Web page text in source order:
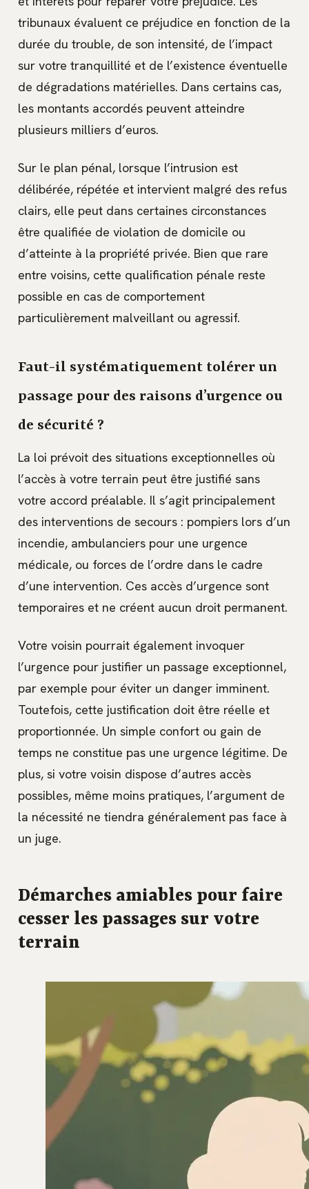
tribunaux évaluent ce préjudice en fonction de la
durée du trouble, de son intensité, de l’impact
sur votre tranquillité et de l’existence éventuelle
de dégradations matérielles. Dans certains cas,
les montants accordés peuvent atteindre
plusieurs milliers d’euros.
Sur le plan pénal, lorsque l’intrusion est
délibérée, répétée et intervient malgré des refus
clairs, elle peut dans certaines circonstances
être qualifiée de violation de domicile ou
d’atteinte à la propriété privée. Bien que rare
entre voisins, cette qualification pénale reste
possible en cas de comportement
particulièrement malveillant ou agressif.
Faut-il systématiquement tolérer un
passage pour des raisons d’urgence ou
de sécurité ?
La loi prévoit des situations exceptionnelles où
l’accès à votre terrain peut être justifié sans
votre accord préalable. Il s’agit principalement
des interventions de secours : pompiers lors d’un
incendie, ambulanciers pour une urgence
médicale, ou forces de l’ordre dans le cadre
d’une intervention. Ces accès d’urgence sont
temporaires et ne créent aucun droit permanent.
Votre voisin pourrait également invoquer
l’urgence pour justifier un passage exceptionnel,
par exemple pour éviter un danger imminent.
Toutefois, cette justification doit être réelle et
proportionnée. Un simple confort ou gain de
temps ne constitue pas une urgence légitime. De
plus, si votre voisin dispose d’autres accès
possibles, même moins pratiques, l’argument de
la nécessité ne tiendra généralement pas face à
un juge.
Démarches amiables pour faire
cesser les passages sur votre
terrain